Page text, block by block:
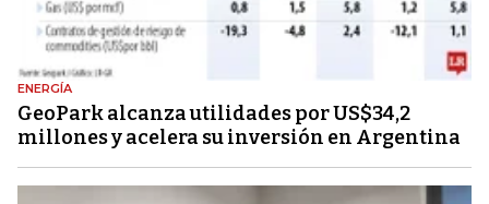
ENERGÍA
GeoPark alcanza utilidades por US$34,2
millones y acelera su inversión en Argentina